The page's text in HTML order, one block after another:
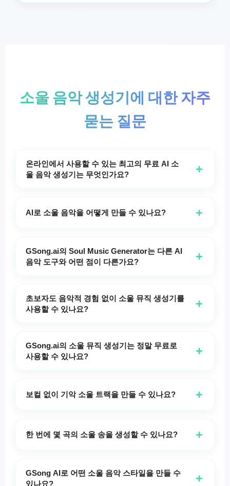
소울 음악 생성기에 대한 자주
묻는 질문
온라인에서 사용할 수 있는 최고의 무료 AI 소
울 음악 생성기는 무엇인가요?
+
소울 음악 생성기 중 하나를 제공합니다. GSong AI 플
악 도구와 달리 GSong.ai의 소울 음악 생성기는 소울
음악을 정의하는 감정적 깊이, 부드러운 멜로디 및 강
해 GSong AI를 신뢰합니다.
AI로 소울 음악을 어떻게 만들 수 있나요? +
을 만드는 것이 그 어느 때보다 쉬워졌습니다. 단순히
표현하고 싶은 분위기, 주제 또는 감정을 설명하세요
GSong AI는 당신의 비전을 이해하고 따뜻한 보컬, 풍
을 사용자화할 수 있어 각 작품을 고유하게 만들 수 있
습니다.
GSong.ai의 Soul Music Generator는 다른 AI
음악 도구와 어떤 점이 다른가요?
+
クス부터 현대 네오소울에 이르기까지 소울 음악의 풍
부한 전통을 전문적으로 학습했다는 점에서 돋보입니
감정을 담은 보컬 스타일링, 장르를 규정하는 악기 편
나 이용할 수 있습니다.
초보자도 음악적 경험 없이 소울 뮤직 생성기를
사용할 수 있나요?
+
터 전문 음악가까지 모두를 위해 설계되었습니다. 음악
이론을 알 필요도, 악기를 연주할 필요도, 기술적인 능
처리합니다. 직관적인 인터페이스가 과정을 안내해 주
GSong.ai의 소울 뮤직 생성기는 정말 무료로
사용할 수 있나요?
+
해 보실 수 있습니다! 가사 있는 소울 곡이나 연주곡을
있어야 한다고 믿기 때문에 핵심 Soul Music
델, 연장된 트랙 길이 및 추가 기능에 접근할 수 있습니
보컬 없이 기악 소울 트랙을 만들 수 있나요? +
는 소울 트랙을 만들 수 있는 "Instrumental" 토글이 포
니다. GSong AI는 햄몬드 오르간, 부드러운 베이스 라
한 번에 몇 곡의 소울 송을 생성할 수 있나요? +
입력을 바탕으로 두 개의 고유한 소울 트랙을 생성합
GSong AI로 어떤 소울 음악 스타일을 만들 수
있나요?
+